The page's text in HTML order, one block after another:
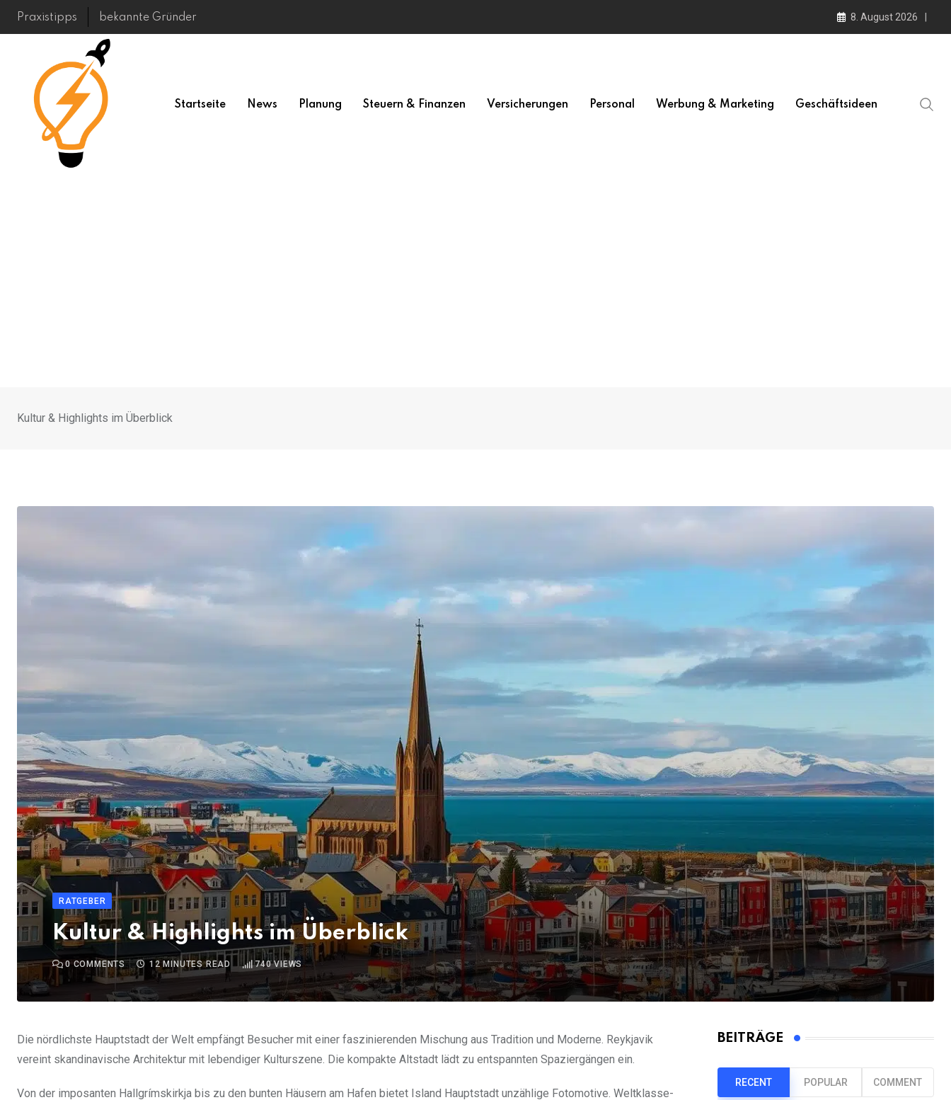
Skip
Praxistipps bekannte Gründer 8. August 2026
Startseite News Planung Steuern & Finanzen Versicherungen Personal Werbung & Marketing Geschäftsideen
Kultur & Highlights im Überblick
RATGEBER
Kultur & Highlights im Überblick
0COMMENTS 12 MINUTES READ 740VIEWS
Die nördlichste Hauptstadt der Welt empfängt Besucher mit einer faszinierenden Mischung aus Tradition und Moderne. Reykjavik
vereint skandinavische Architektur mit lebendiger Kulturszene. Die kompakte Altstadt lädt zu entspannten Spaziergängen ein.
Von der imposanten Hallgrímskirkja bis zu den bunten Häusern am Hafen bietet Island Hauptstadt unzählige Fotomotive. Weltklasse-
BEITRÄGE
RECENT POPULAR COMMENT